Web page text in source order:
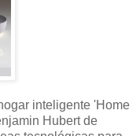
inteligente 'Home
Hubert de